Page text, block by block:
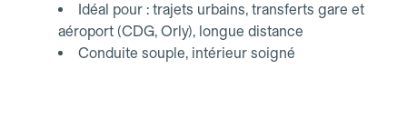
Idéal pour : trajets urbains, transferts gare et
aéroport (CDG, Orly), longue distance
Conduite souple, intérieur soigné